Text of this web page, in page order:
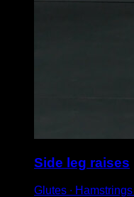
Side leg raises
Glutes ∙